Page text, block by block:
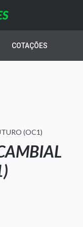
COTAÇÕES
(OC1)